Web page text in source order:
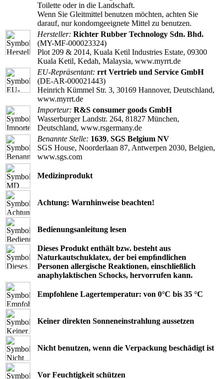
Toilette oder in die Landschaft.
Wenn Sie Gleitmittel benutzen möchten, achten Sie
darauf, nur kondomgeeignete Mittel zu benutzen.
Hersteller: Richter Rubber Technology Sdn. Bhd.
(MY-MF-000023324)
Plot 209 & 2014, Kuala Ketil Industries Estate, 09300
Kuala Ketil, Kedah, Malaysia, www.myrrt.de
EU-Repräsentant: rrt Vertrieb und Service GmbH
(DE-AR-000021443)
Heinrich Kümmel Str. 3, 30169 Hannover, Deutschland,
www.myrrt.de
Importeur: R&S consumer goods GmbH
Wasserburger Landstr. 264, 81827 München,
Deutschland, www.rsgermany.de
Benannte Stelle: 1639, SGS Belgium NV
SGS House, Noorderlaan 87, Antwerpen 2030, Belgien,
www.sgs.com
Medizinprodukt
Achtung: Warnhinweise beachten!
Bedienungsanleitung lesen
Dieses Produkt enthält bzw. besteht aus
Naturkautschuklatex, der bei empﬁndlichen
Personen allergische Reaktionen, einschließlich
anaphylaktischen Schocks, hervorrufen kann.
Empfohlene Lagertemperatur: von 0°C bis 35 °C
Keiner direkten Sonneneinstrahlung aussetzen
Nicht benutzen, wenn die Verpackung beschädigt ist
Vor Feuchtigkeit schützen